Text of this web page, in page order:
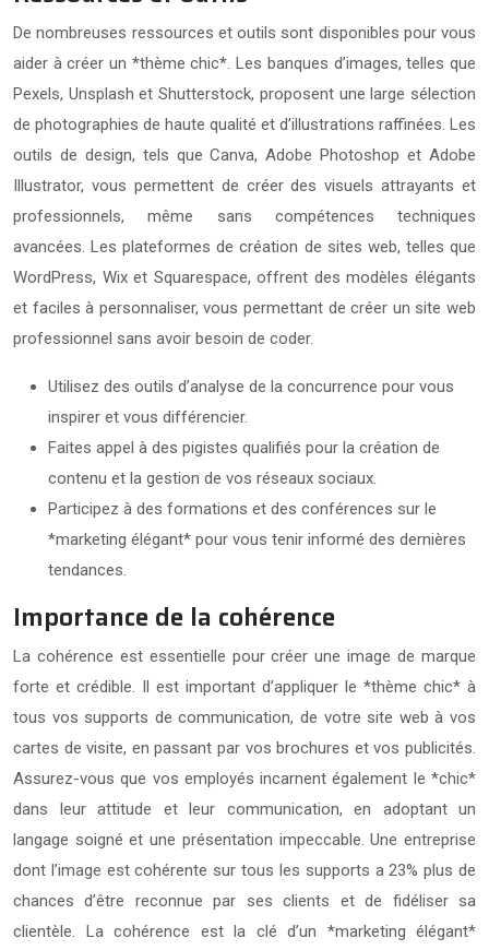
De nombreuses ressources et outils sont disponibles pour vous
aider à créer un *thème chic*. Les banques d’images, telles que
Pexels, Unsplash et Shutterstock, proposent une large sélection
de photographies de haute qualité et d’illustrations raffinées. Les
outils de design, tels que Canva, Adobe Photoshop et Adobe
Illustrator, vous permettent de créer des visuels attrayants et
professionnels, même sans compétences techniques
avancées. Les plateformes de création de sites web, telles que
WordPress, Wix et Squarespace, offrent des modèles élégants
et faciles à personnaliser, vous permettant de créer un site web
professionnel sans avoir besoin de coder.
Utilisez des outils d’analyse de la concurrence pour vous
inspirer et vous différencier.
Faites appel à des pigistes qualifiés pour la création de
contenu et la gestion de vos réseaux sociaux.
Participez à des formations et des conférences sur le
*marketing élégant* pour vous tenir informé des dernières
tendances.
Importance de la cohérence
La cohérence est essentielle pour créer une image de marque
forte et crédible. Il est important d’appliquer le *thème chic* à
tous vos supports de communication, de votre site web à vos
cartes de visite, en passant par vos brochures et vos publicités.
Assurez-vous que vos employés incarnent également le *chic*
dans leur attitude et leur communication, en adoptant un
langage soigné et une présentation impeccable. Une entreprise
dont l’image est cohérente sur tous les supports a 23% plus de
chances d’être reconnue par ses clients et de fidéliser sa
clientèle. La cohérence est la clé d’un *marketing élégant*